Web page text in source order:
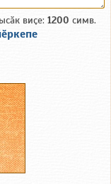
виҫе: 1200 симв.